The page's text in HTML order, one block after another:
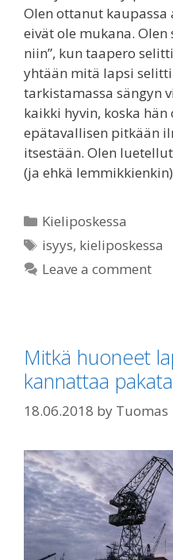
Olen ottanut
eivät ole mukana.
niin”, kun taapero
yhtään mitä lapsi
tarkistamassa sängyn
kaikki hyvin, koska
epätavallisen pitkään
itsestään. Olen
(ja ehkä
Categories
Kieliposkessa
Tags
isyys, kieliposkessa
Leave a comment
Mitkä huoneet
kannattaa
18.06.2018 by Tuomas